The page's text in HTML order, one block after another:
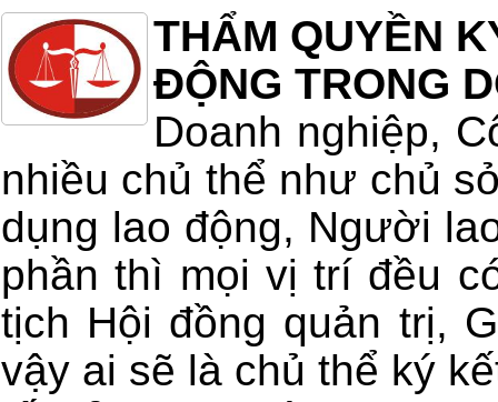
THẨM QUYỀN
ĐỘNG TRONG
Doanh nghiệp,
nhiều chủ thể như chủ
dụng lao động, Người
phần thì mọi vị trí đều
tịch Hội đồng quản trị,
vậy ai sẽ là chủ thể ký